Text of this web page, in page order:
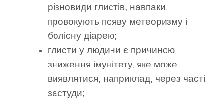
різновиди глистів, навпаки,
провокують появу метеоризму і
болісну діарею;
глисти у людини є причиною
зниження імунітету, яке може
виявлятися, наприклад, через часті
застуди;